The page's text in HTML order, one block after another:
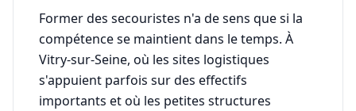
Former des secouristes n'a de sens que si la
compétence se maintient dans le temps. À
Vitry-sur-Seine, où les sites logistiques
s'appuient parfois sur des effectifs
importants et où les petites structures